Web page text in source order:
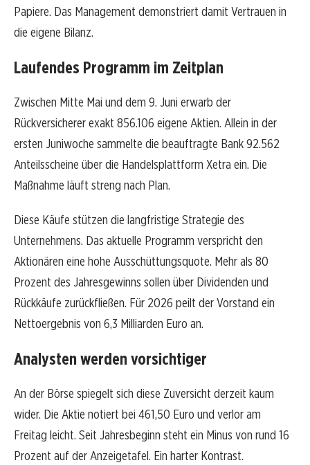
Papiere. Das Management demonstriert damit Vertrauen in
die eigene Bilanz.
Laufendes Programm im Zeitplan
Zwischen Mitte Mai und dem 9. Juni erwarb der
Rückversicherer exakt 856.106 eigene Aktien. Allein in der
ersten Juniwoche sammelte die beauftragte Bank 92.562
Anteilsscheine über die Handelsplattform Xetra ein. Die
Maßnahme läuft streng nach Plan.
Diese Käufe stützen die langfristige Strategie des
Unternehmens. Das aktuelle Programm verspricht den
Aktionären eine hohe Ausschüttungsquote. Mehr als 80
Prozent des Jahresgewinns sollen über Dividenden und
Rückkäufe zurückfließen. Für 2026 peilt der Vorstand ein
Nettoergebnis von 6,3 Milliarden Euro an.
Analysten werden vorsichtiger
An der Börse spiegelt sich diese Zuversicht derzeit kaum
wider. Die Aktie notiert bei 461,50 Euro und verlor am
Freitag leicht. Seit Jahresbeginn steht ein Minus von rund 16
Prozent auf der Anzeigetafel. Ein harter Kontrast.